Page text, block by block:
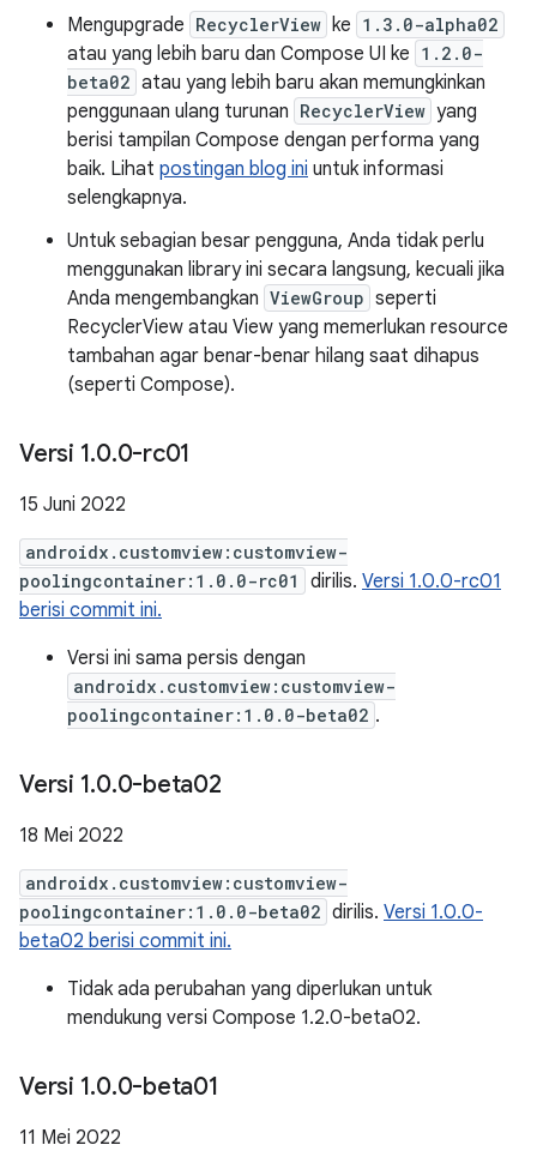
Mengupgrade RecyclerView ke 1.3.0-alpha02
atau yang lebih baru dan Compose UI ke 1.2.0-
beta02 atau yang lebih baru akan memungkinkan
penggunaan ulang turunan RecyclerView yang
berisi tampilan Compose dengan performa yang
baik. Lihat postingan blog ini untuk informasi
selengkapnya.
Untuk sebagian besar pengguna, Anda tidak perlu
menggunakan library ini secara langsung, kecuali jika
Anda mengembangkan ViewGroup seperti
RecyclerView atau View yang memerlukan resource
tambahan agar benar-benar hilang saat dihapus
(seperti Compose).
Versi 1.0.0-rc01
15 Juni 2022
androidx.customview:customview-
poolingcontainer:1.0.0-rc01
dirilis. Versi 1.0.0-rc01
berisi commit ini.
Versi ini sama persis dengan
androidx.customview:customview-
poolingcontainer:1.0.0-beta02 .
Versi 1.0.0-beta02
18 Mei 2022
androidx.customview:customview-
poolingcontainer:1.0.0-beta02 dirilis. Versi 1.0.0-
beta02 berisi commit ini.
Tidak ada perubahan yang diperlukan untuk
mendukung versi Compose 1.2.0-beta02.
Versi 1.0.0-beta01
11 Mei 2022